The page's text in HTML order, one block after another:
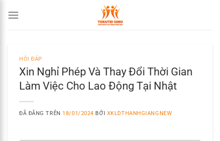
đến
HỎI ĐÁP
Xin Nghỉ Phép Và Thay Đổi Thời Gian
Làm Việc Cho Lao Động Tại Nhật
ĐÃ ĐĂNG TRÊN 18/01/2024 BỞI XKLDTHANHGIANGNEW